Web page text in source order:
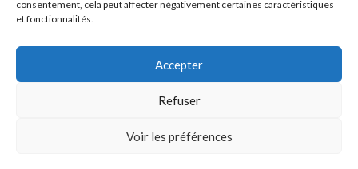
consentement, cela peut affecter négativement certaines caractéristiques
et fonctionnalités.
Accepter
Refuser
Voir les préférences
Courriel :welkom@villaheidetuin.nl
Copyright ©2026 Villa Heidetuin — Tous droits